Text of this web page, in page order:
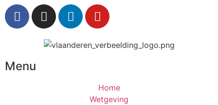
Menu
Home
Wetgeving